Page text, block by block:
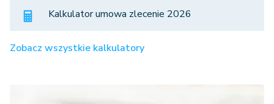
Kalkulator umowa zlecenie 2026
Zobacz wszystkie kalkulatory